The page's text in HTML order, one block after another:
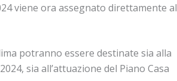
viene ora assegnato direttamente al
potranno essere destinate sia alla
sia all’attuazione del Piano Casa